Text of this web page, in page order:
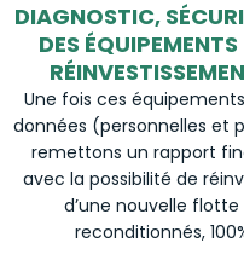
DIAGNOSTIC,
DES
Une fois ces
données (personnelles et
remettons un rapport
avec la possibilité de
d’une nouvelle
reconditionnés,